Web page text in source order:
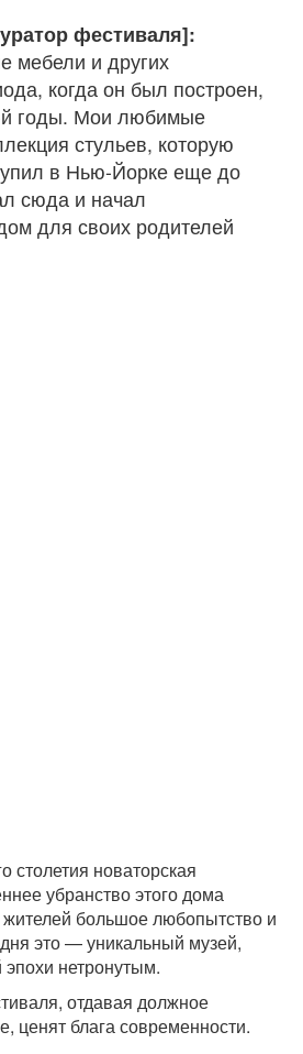
фестиваля]:
мебели и других
когда он был построен,
годы. Мои любимые
стульев, которую
в Нью-Йорке еще до
сюда и начал
для своих родителей
столетия новаторская
убранство этого дома
большое любопытство и
это — уникальный музей,
нетронутым.
отдавая должное
ценят блага современности.